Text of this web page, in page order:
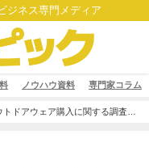
ジネス専門メディア
ノウハウ資料 専門家コラム
トドアウェア購入に関する調査実